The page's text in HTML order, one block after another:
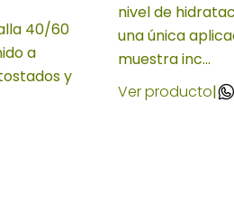
40/60
a
y
nivel de
una única
muestra inc...
Ver producto|